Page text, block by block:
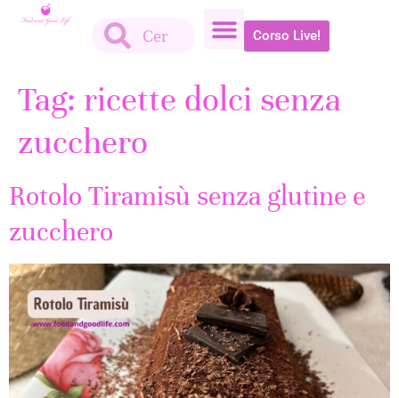
Corso Live!
Tag: ricette dolci senza
zucchero
Rotolo Tiramisù senza glutine e
zucchero